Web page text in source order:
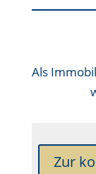
Als
Zur